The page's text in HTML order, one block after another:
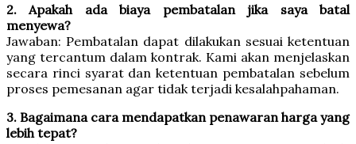
2. Apakah ada biaya pembatalan jika saya batal
menyewa?
Jawaban: Pembatalan dapat dilakukan sesuai ketentuan
yang tercantum dalam kontrak. Kami akan menjelaskan
secara rinci syarat dan ketentuan pembatalan sebelum
proses pemesanan agar tidak terjadi kesalahpahaman.
3. Bagaimana cara mendapatkan penawaran harga yang
lebih tepat?